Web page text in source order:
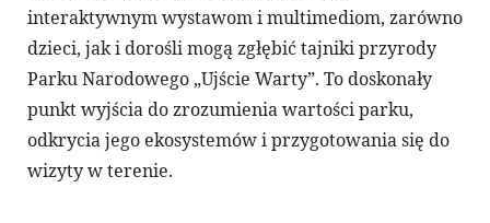
interaktywnym wystawom i multimediom, zarówno
dzieci, jak i dorośli mogą zgłębić tajniki przyrody
Parku Narodowego „Ujście Warty”. To doskonały
punkt wyjścia do zrozumienia wartości parku,
odkrycia jego ekosystemów i przygotowania się do
wizyty w terenie.